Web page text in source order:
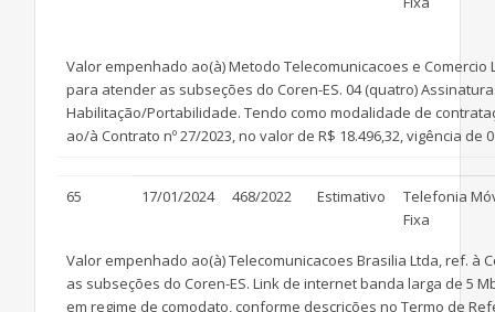
Valor empenhado ao(à) Metodo Telecomunicacoes e
para atender as subseções do Coren-ES. 04 (quatro)
Habilitação/Portabilidade. Tendo como modalidade de
ao/à Contrato nº 27/2023, no valor de R$ 18.496,32, vigência de
65 17/01/2024 468/2022 Estimativo
Telefonia
Fixa
Valor empenhado ao(à) Telecomunicacoes Brasilia Ltda, ref.
as subseções do Coren-ES. Link de internet banda larga de 5
em regime de comodato, conforme descrições no Termo de